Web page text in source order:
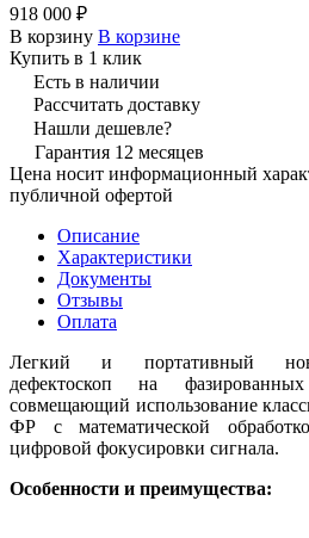
918 000 ₽
В корзину В корзине
Купить в 1 клик
Есть в наличии
Рассчитать доставку
Нашли дешевле?
Гарантия 12 месяцев
Цена носит информационный
публичной офертой
Описание
Характеристики
Документы
Отзывы
Оплата
Легкий и портативный
дефектоскоп на
совмещающий использование
ФР с математической
цифровой фокусировки сигнала.
Особенности и преимущества: